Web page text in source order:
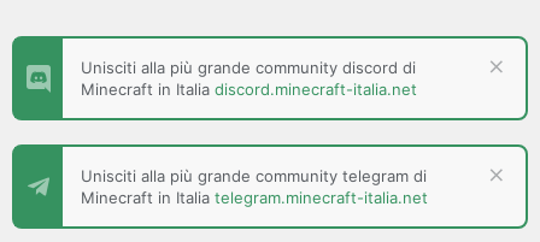
Unisciti alla più grande community discord di
Minecraft in Italia discord.minecraft-italia.net
Unisciti alla più grande community telegram di
Minecraft in Italia telegram.minecraft-italia.net